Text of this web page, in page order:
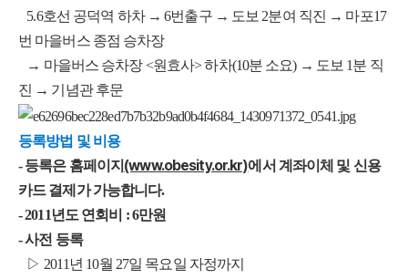
5.6호선 공덕역 하차 → 6번출구 → 도보 2분여 직진 → 마포17
번 마을버스 종점 승차장
→ 마을버스 승차장 <원효사> 하차(10분 소요) → 도보 1분 직
진 → 기념관 후문
등록방법 및 비용
- 등록은 홈페이지 (www.obesity.or.kr)에서 계좌이체 및 신용
카드 결제가 가능합니다.
- 2011년도 연회비 : 6만원
- 사전 등록
▷ 2011년 10월 27일 목요일 자정까지